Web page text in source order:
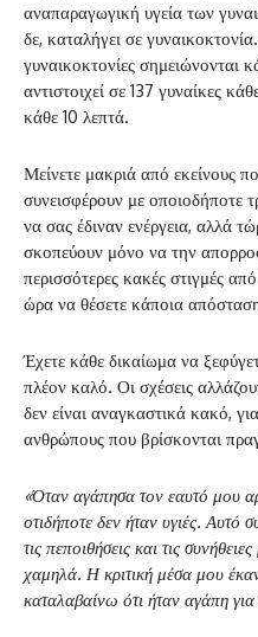
αναπαραγωγική υγεία των
δε, καταλήγει σε
γυναικοκτονίες σημειώνονται
αντιστοιχεί σε 137 γυναίκες
κάθε 10 λεπτά.
Μείνετε μακριά από εκείνους
συνεισφέρουν με
να σας έδιναν ενέργεια, αλλά
σκοπεύουν μόνο να την
περισσότερες κακές στιγμές
ώρα να θέσετε κάποια
Έχετε κάθε δικαίωμα να
πλέον καλό. Οι σχέσεις
δεν είναι αναγκαστικά κακό,
ανθρώπους που βρίσκονται
«Όταν αγάπησα τον εαυτό μου
οτιδήποτε δεν ήταν υγιές. Αυτό
τις πεποιθήσεις και τις
χαμηλά. Η κριτική μέσα μου
καταλαβαίνω ότι ήταν αγάπη